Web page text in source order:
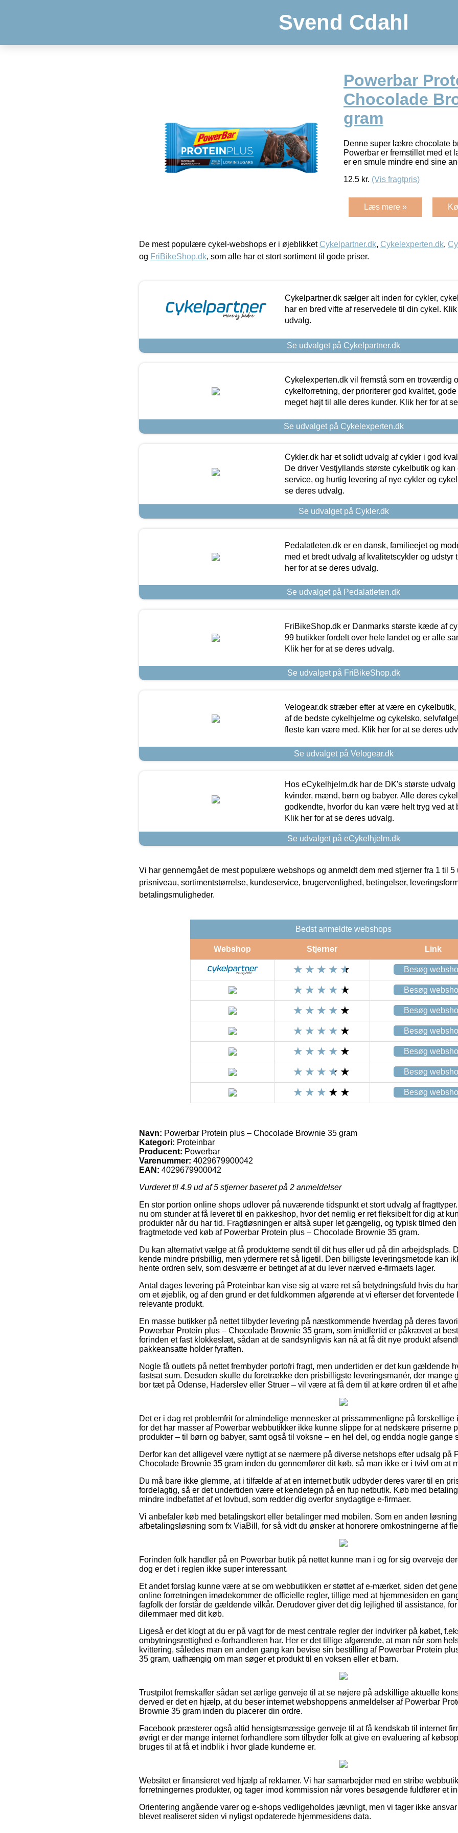
Svend Cdahl
Powerbar
Chocolade
gram
Denne super lækre chocolate
Powerbar er fremstillet med et
er en smule mindre end sine
12.5 kr. (Vis fragtpris)
Læs mere »
De mest populære cykel-webshops er i øjeblikket Cykelpartner.dk, Cykelexperten.dk,
og FriBikeShop.dk, som alle har et stort sortiment til gode priser.
Cykelpartner.dk sælger alt inden for cykler,
har en bred vifte af reservedele til din cykel.
udvalg.
Se udvalget på Cykelpartner.dk
Cykelexperten.dk vil fremstå som en troværdig
cykelforretning, der prioriterer god kvalitet,
meget højt til alle deres kunder. Klik her for at
Se udvalget på Cykelexperten.dk
Cykler.dk har et solidt udvalg af cykler i god
De driver Vestjyllands største cykelbutik og kan
service, og hurtig levering af nye cykler og
se deres udvalg.
Se udvalget på Cykler.dk
Pedalatleten.dk er en dansk, familieejet og
med et bredt udvalg af kvalitetscykler og udstyr
her for at se deres udvalg.
Se udvalget på Pedalatleten.dk
FriBikeShop.dk er Danmarks største kæde af
99 butikker fordelt over hele landet og er alle
Klik her for at se deres udvalg.
Se udvalget på FriBikeShop.dk
Velogear.dk stræber efter at være en cykelbutik,
af de bedste cykelhjelme og cykelsko,
fleste kan være med. Klik her for at se deres
Se udvalget på Velogear.dk
Hos eCykelhjelm.dk har de DK's største udvalg
kvinder, mænd, børn og babyer. Alle deres
godkendte, hvorfor du kan være helt tryg ved at
Klik her for at se deres udvalg.
Se udvalget på eCykelhjelm.dk
Vi har gennemgået de mest populære webshops og anmeldt dem med stjerner fra 1 til 5
prisniveau, sortimentstørrelse, kundeservice, brugervenlighed, betingelser,
betalingsmuligheder.
Bedst anmeldte webshops
Webshop Stjerner Link
Besøg
Besøg
Besøg
Besøg
Besøg
Besøg
Besøg
Navn: Powerbar Protein plus – Chocolade Brownie 35 gram
Kategori: Proteinbar
Producent: Powerbar
Varenummer: 4029679900042
EAN: 4029679900042
Vurderet til 4.9 ud af 5 stjerner baseret på 2 anmeldelser
En stor portion online shops udlover på nuværende tidspunkt et stort udvalg af
nu om stunder at få leveret til en pakkeshop, hvor det nemlig er ret fleksibelt for dig at
produkter når du har tid. Fragtløsningen er altså super let gængelig, og typisk tilmed
fragtmetode ved køb af Powerbar Protein plus – Chocolade Brownie 35 gram.
Du kan alternativt vælge at få produkterne sendt til dit hus eller ud på din arbejdsplads.
kende mindre prisbillig, men ydermere ret så ligetil. Den billigste leveringsmetode kan
hente ordren selv, som desværre er betinget af at du lever nærved e-firmaets lager.
Antal dages levering på Proteinbar kan vise sig at være ret så betydningsfuld hvis du
om et øjeblik, og af den grund er det fuldkommen afgørende at vi efterser det
relevante produkt.
En masse butikker på nettet tilbyder levering på næstkommende hverdag på deres
Powerbar Protein plus – Chocolade Brownie 35 gram, som imidlertid er påkrævet at
forinden et fast klokkeslæt, sådan at de sandsynligvis kan nå at få dit nye produkt
pakkeansatte holder fyraften.
Nogle få outlets på nettet frembyder portofri fragt, men undertiden er det kun gældende
fastsat sum. Desuden skulle du foretrække den prisbilligste leveringsmanér, der mange
bor tæt på Odense, Haderslev eller Struer – vil være at få dem til at køre ordren til et
Det er i dag ret problemfrit for almindelige mennesker at prissammenligne på forskellige
for det har masser af Powerbar webbutikker ikke kunne slippe for at nedskære priserne
produkter – til børn og babyer, samt også til voksne – en hel del, og endda nogle gange
Derfor kan det alligevel være nyttigt at se nærmere på diverse netshops efter udsalg på
Chocolade Brownie 35 gram inden du gennemfører dit køb, så man ikke er i tvivl om at
Du må bare ikke glemme, at i tilfælde af at en internet butik udbyder deres varer til en
fordelagtig, så er det undertiden være et kendetegn på en fup netbutik. Køb med
mindre indbefattet af et lovbud, som redder dig overfor snydagtige e-firmaer.
Vi anbefaler køb med betalingskort eller betalinger med mobilen. Som en anden
afbetalingsløsning som fx ViaBill, for så vidt du ønsker at honorere omkostningerne af
Forinden folk handler på en Powerbar butik på nettet kunne man i og for sig overveje
dog er det i reglen ikke super interessant.
Et andet forslag kunne være at se om webbutikken er støttet af e-mærket, siden det
online forretningen imødekommer de officielle regler, tillige med at hjemmesiden en
fagfolk der forstår de gældende vilkår. Derudover giver det dig lejlighed til assistance,
dilemmaer med dit køb.
Ligeså er det klogt at du er på vagt for de mest centrale regler der indvirker på købet,
ombytningsrettighed e-forhandleren har. Her er det tillige afgørende, at man når som
kvittering, således man en anden gang kan bevise sin bestilling af Powerbar Protein
35 gram, uafhængig om man søger et produkt til en voksen eller et barn.
Trustpilot fremskaffer sådan set ærlige genveje til at se nøjere på adskillige aktuelle
derved er det en hjælp, at du beser internet webshoppens anmeldelser af Powerbar
Brownie 35 gram inden du placerer din ordre.
Facebook præsterer også altid hensigtsmæssige genveje til at få kendskab til internet
øvrigt er der mange internet forhandlere som tilbyder folk at give en evaluering af
bruges til at få et indblik i hvor glade kunderne er.
Websitet er finansieret ved hjælp af reklamer. Vi har samarbejder med en stribe
forretningernes produkter, og tager imod kommission når vores besøgende fuldfører et
Orientering angående varer og e-shops vedligeholdes jævnligt, men vi tager ikke
blevet realiseret siden vi nyligst opdaterede hjemmesidens data.